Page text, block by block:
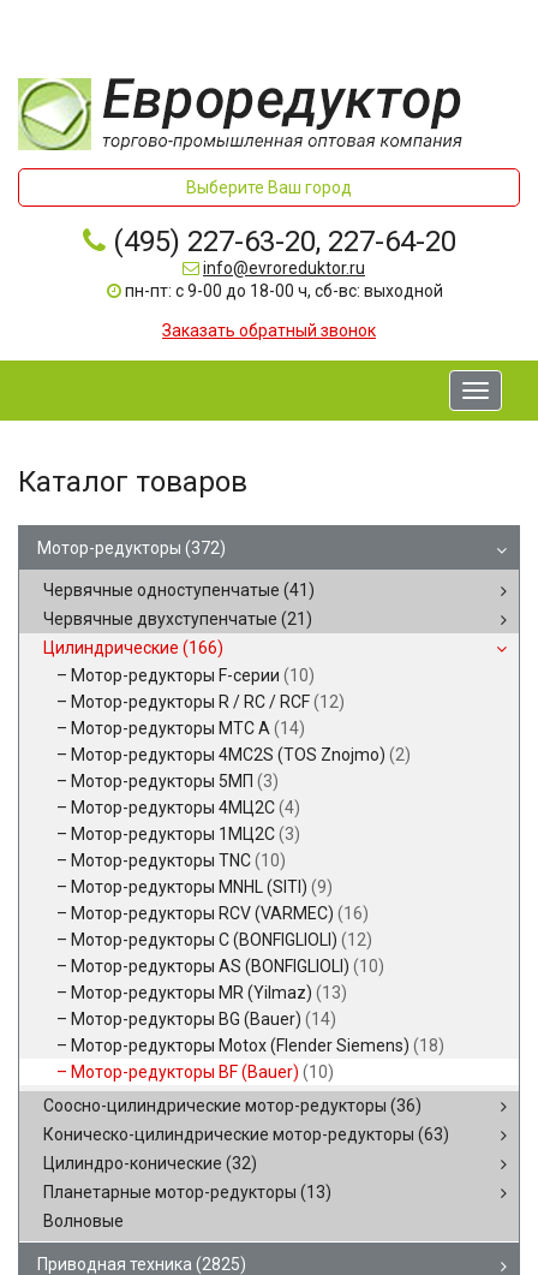
Выберите Ваш город
(495) 227-63-20, 227-64-20
info@evroreduktor.ru
пн-пт: с 9-00 до 18-00 ч, сб-вс: выходной
Заказать обратный звонок
Toggle
Каталог товаров
Мотор-редукторы (372)
Червячные одноступенчатые (41)
Червячные двухступенчатые (21)
Цилиндрические (166)
Мотор-редукторы F-серии (10)
Мотор-редукторы R / RC / RCF(12)
Мотор-редукторы MTC A (14)
Мотор-редукторы 4MC2S (TOS Znojmo) (2)
Мотор-редукторы 5МП (3)
Мотор-редукторы 4МЦ2С(4)
Мотор-редукторы 1МЦ2С(3)
Мотор-редукторы TNC(10)
Мотор-редукторы MNHL (SITI) (9)
Мотор-редукторы RCV (VARMEC) (16)
Мотор-редукторы C (BONFIGLIOLI) (12)
Мотор-редукторы AS (BONFIGLIOLI) (10)
Мотор-редукторы MR (Yilmaz) (13)
Мотор-редукторы BG (Bauer) (14)
Мотор-редукторы Motox (Flender Siemens) (18)
Мотор-редукторы BF (Bauer) (10)
Соосно-цилиндрические мотор-редукторы (36)
Коническо-цилиндрические мотор-редукторы (63)
Цилиндро-конические (32)
Планетарные мотор-редукторы (13)
Волновые
Приводная техника (2825)